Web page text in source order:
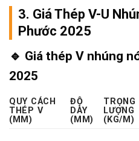
3. Giá Thép V-U
Phước 2025
🔹 Giá thép V nhúng
2025
QUY CÁCH
THÉP V
(MM)
ĐỘ
DÀY
(MM)
TRỌNG
LƯỢNG
(KG/M)